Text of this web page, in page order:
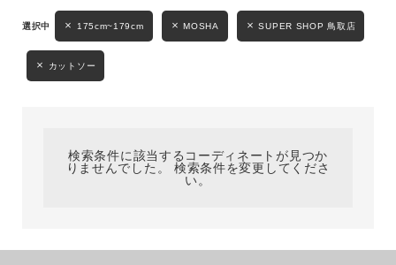
性別
MENS LADIES KIDS
ブランド
175cm~179cm MOSHA SUPER SHOP 鳥取店
カットソー
検索条件に該当するコーディネートが見つか
りませんでした。 検索条件を変更してくださ
い。